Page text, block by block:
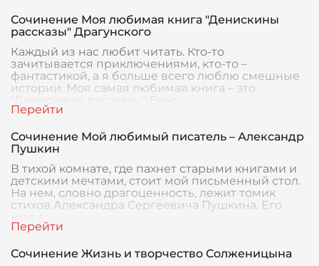
Сочинение Моя любимая книга "Денискины
рассказы" Драгунского
Каждый из нас любит читать. Кто-то
зачитывается приключениями, кто-то –
фантастикой, а я больше всего люблю смешные
истории. Моя самая любимая книга – это
"Денискины рассказы" Викт
Сочинение Мой любимый писатель – Александр
Пушкин
В тихой комнате, где пахнет старыми книгами и
детскими мечтами, стоит мой письменный стол.
На нем, словно драгоценность, лежит томик
стихов Александра Сергеевича Пушкина. Его
Сочинение Жизнь и творчество Солженицына